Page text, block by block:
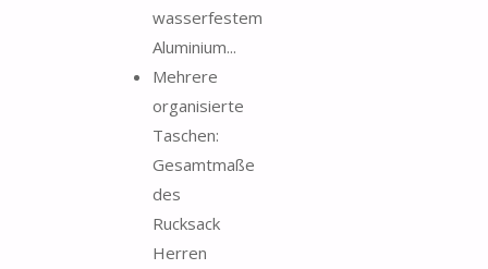
wasserfestem
Aluminium...
Mehrere
organisierte
Taschen:
Gesamtmaße
des
Rucksack
Herren